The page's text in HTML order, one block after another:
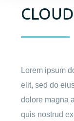
Lorem ipsum
elit, sed do
dolore magna
quis nostrud